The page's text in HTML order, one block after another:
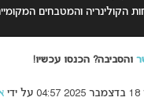
הקולינריה והמטבחים
והסביבה? הכנסו עכשיו!